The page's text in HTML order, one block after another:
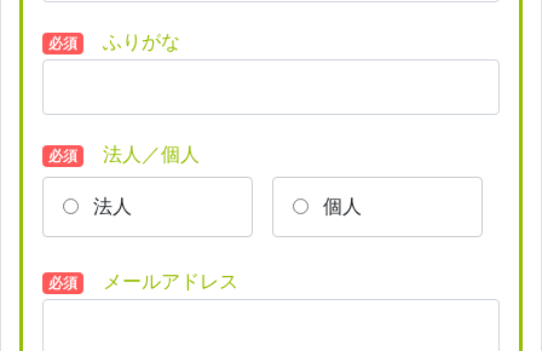
必須 ふりがな
必須 法人／個人
法人
個人
必須 メールアドレス